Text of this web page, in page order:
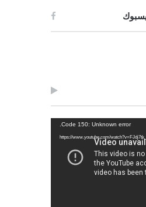
Code 150: Unknown error.